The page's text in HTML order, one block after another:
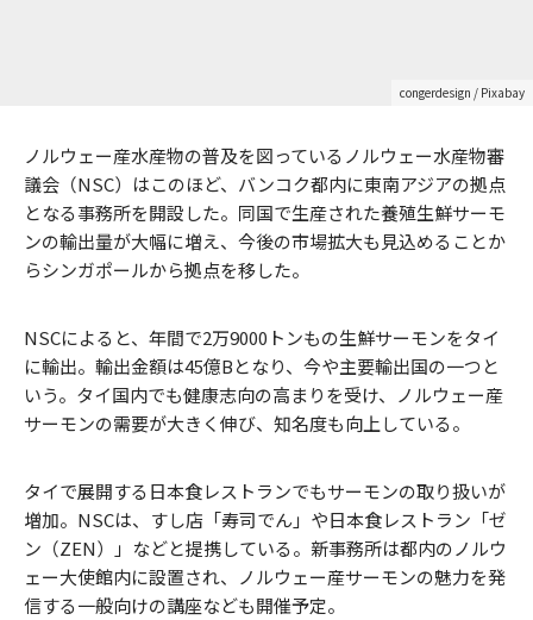
congerdesign / Pixabay
ノルウェー産水産物の普及を図っているノルウェー水産物審
議会（NSC）はこのほど、バンコク都内に東南アジアの拠点
となる事務所を開設した。同国で生産された養殖生鮮サーモ
ンの輸出量が大幅に増え、今後の市場拡大も見込めることか
らシンガポールから拠点を移した。
NSCによると、年間で2万9000トンもの生鮮サーモンをタイ
に輸出。輸出金額は45億Bとなり、今や主要輸出国の一つと
いう。タイ国内でも健康志向の高まりを受け、ノルウェー産
サーモンの需要が大きく伸び、知名度も向上している。
タイで展開する日本食レストランでもサーモンの取り扱いが
増加。NSCは、すし店「寿司でん」や日本食レストラン「ゼ
ン（ZEN）」などと提携している。新事務所は都内のノルウ
ェー大使館内に設置され、ノルウェー産サーモンの魅力を発
信する一般向けの講座なども開催予定。